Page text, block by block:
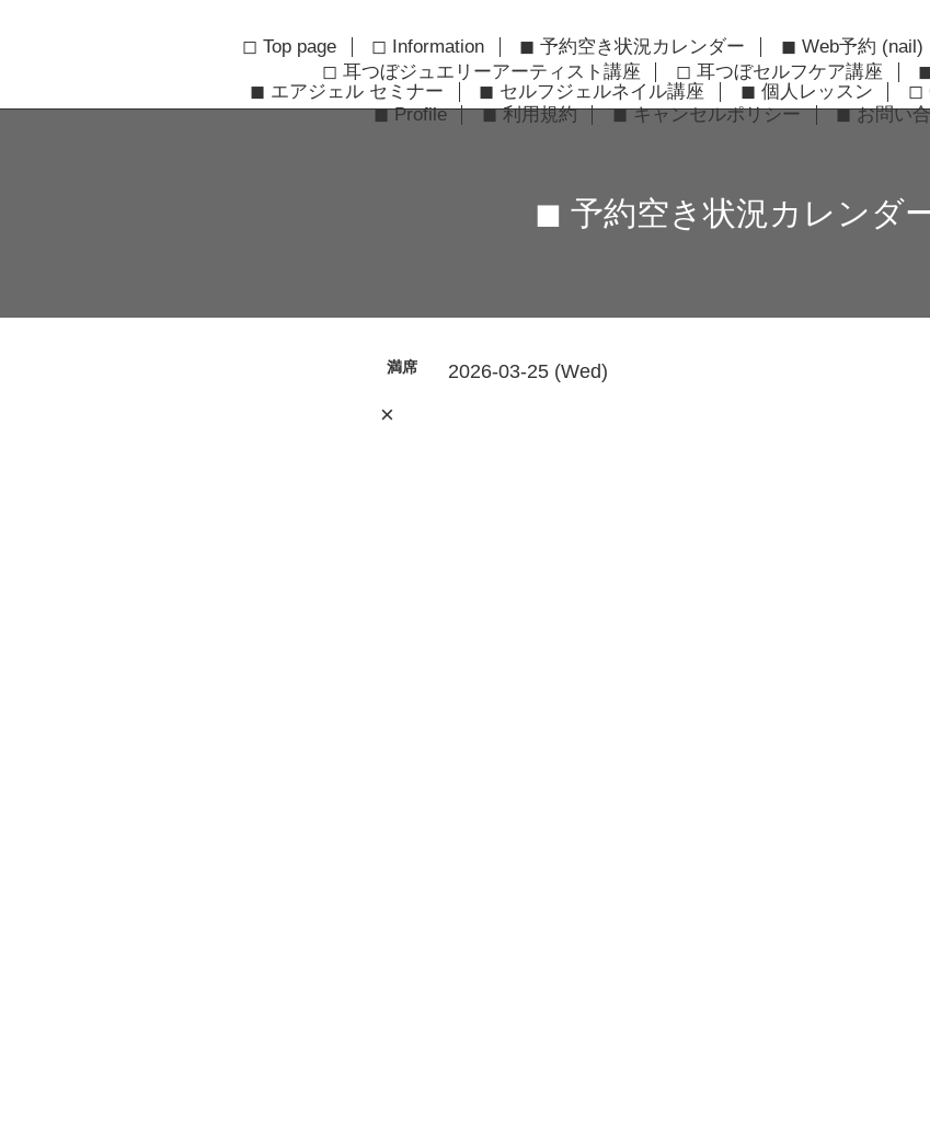
◻︎ Top page ◻︎ Information ◼︎ 予約空き状況カレンダー ◼︎ Web予約 (nail)
◻︎ 耳つぼジュエリーアーティスト講座
◻︎ 耳つぼセルフケア講座
◼︎ エアジェル セミナー
◼︎ セルフジェルネイル講座 ◼︎ 個人レッスン ◻︎
◼︎ Profile
◼︎ 利用規約 ◼︎ キャンセルポリシー ◼︎ お問い
◼︎ 予約空き状況カレンダ
満席 2026-03-25 (Wed)
×